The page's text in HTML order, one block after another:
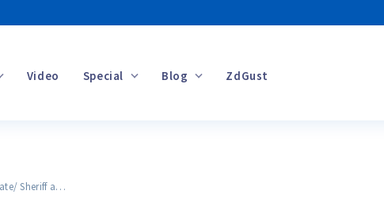
Video Special Blog ZdGust
Sheriff a…